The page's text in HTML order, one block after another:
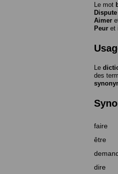
Le mot
Dispute
Aimer
Peur et
Le
des
faire
être
dire